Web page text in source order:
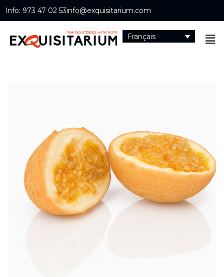
Info: 973 47 02 53info@exquisitarium.com
Français